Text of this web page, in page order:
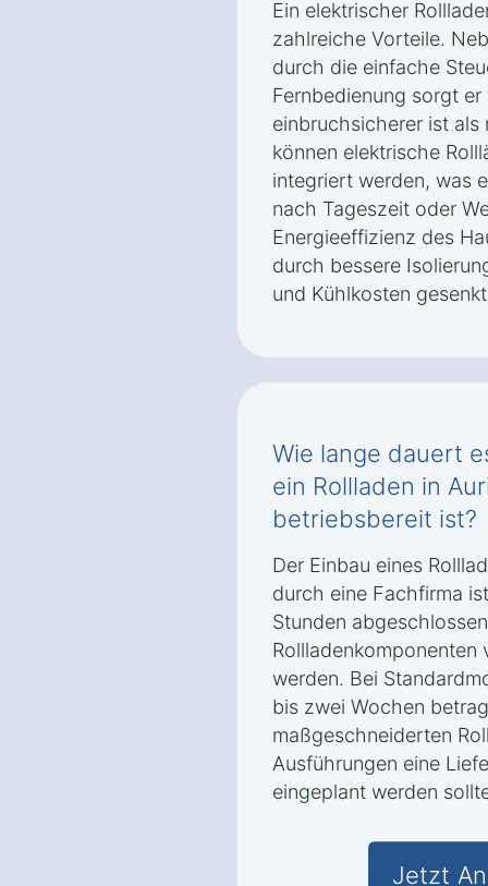
Ein elektrischer
zahlreiche Vorteile.
durch die einfache
Fernbedienung sorgt
einbruchsicherer ist als
können elektrische
integriert werden, was
nach Tageszeit oder
Energieeffizienz des
durch bessere
und Kühlkosten
Wie lange dauert
ein Rollladen in
betriebsbereit ist?
Der Einbau eines
durch eine Fachfirma
Stunden
Rollladenkomponenten
werden. Bei
bis zwei Wochen
maßgeschneiderten
Ausführungen eine
eingeplant werden
Jetzt